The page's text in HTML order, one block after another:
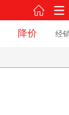
降价 经